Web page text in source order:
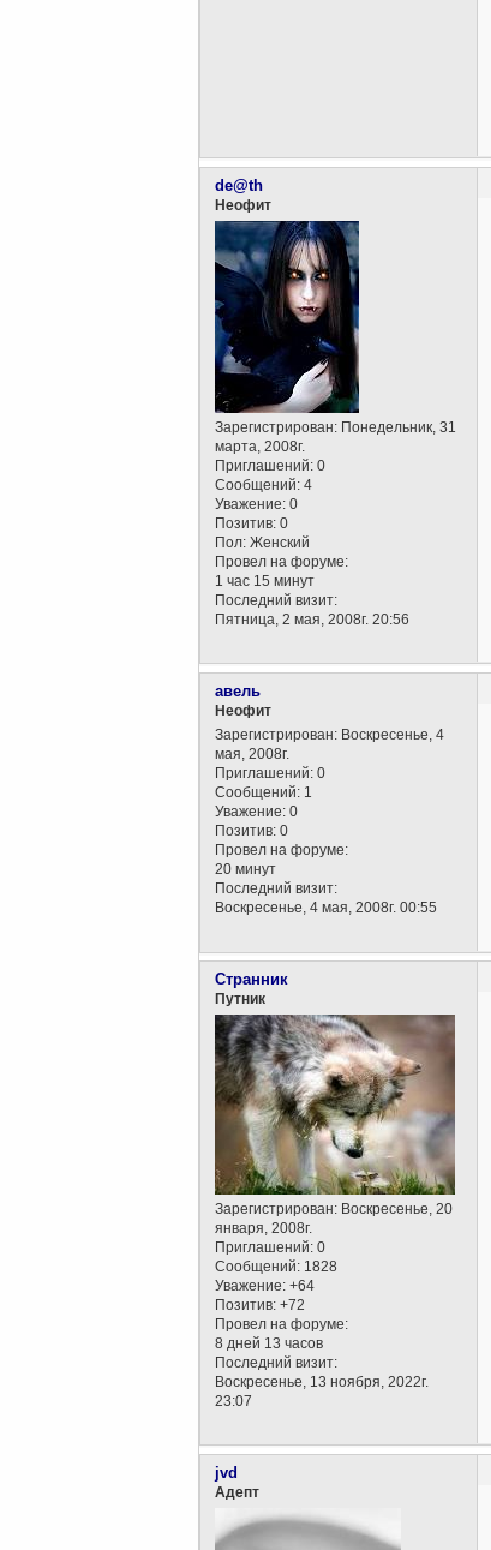
de@th
Неофит
Зарегистрирован: Понедельник, 31
марта, 2008г.
Приглашений: 0
Сообщений: 4
Уважение: 0
Позитив: 0
Пол: Женский
Провел на форуме:
1 час 15 минут
Последний визит:
Пятница, 2 мая, 2008г. 20:56
авель
Неофит
Зарегистрирован: Воскресенье, 4
мая, 2008г.
Приглашений: 0
Сообщений: 1
Уважение: 0
Позитив: 0
Провел на форуме:
20 минут
Последний визит:
Воскресенье, 4 мая, 2008г. 00:55
Cтранник
Путник
Зарегистрирован: Воскресенье, 20
января, 2008г.
Приглашений: 0
Сообщений: 1828
Уважение: +64
Позитив: +72
Провел на форуме:
8 дней 13 часов
Последний визит:
Воскресенье, 13 ноября, 2022г.
23:07
jvd
Aдепт